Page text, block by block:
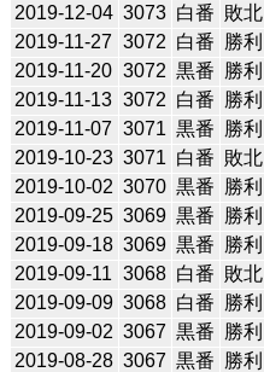
2019-12-04 3073 白番 敗北
2019-11-27 3072 白番 勝利
2019-11-20 3072 黒番 勝利
2019-11-13 3072 白番 勝利
2019-11-07 3071 黒番 勝利
2019-10-23 3071 白番 敗北
2019-10-02 3070 黒番 勝利
2019-09-25 3069 黒番 勝利
2019-09-18 3069 黒番 勝利
2019-09-11 3068 白番 敗北
2019-09-09 3068 白番 勝利
2019-09-02 3067 黒番 勝利
2019-08-28 3067 黒番 勝利